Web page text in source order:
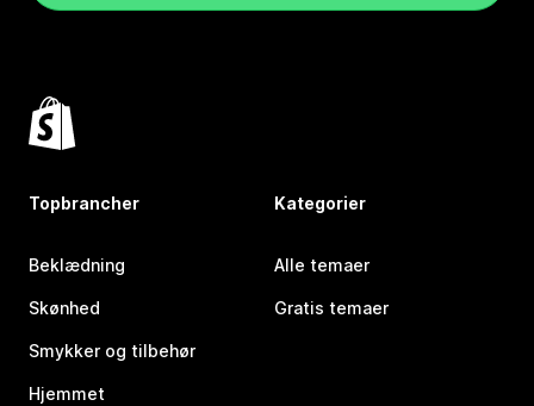
Topbrancher
Beklædning
Skønhed
Smykker og tilbehør
Hjemmet
Kategorier
Alle temaer
Gratis temaer